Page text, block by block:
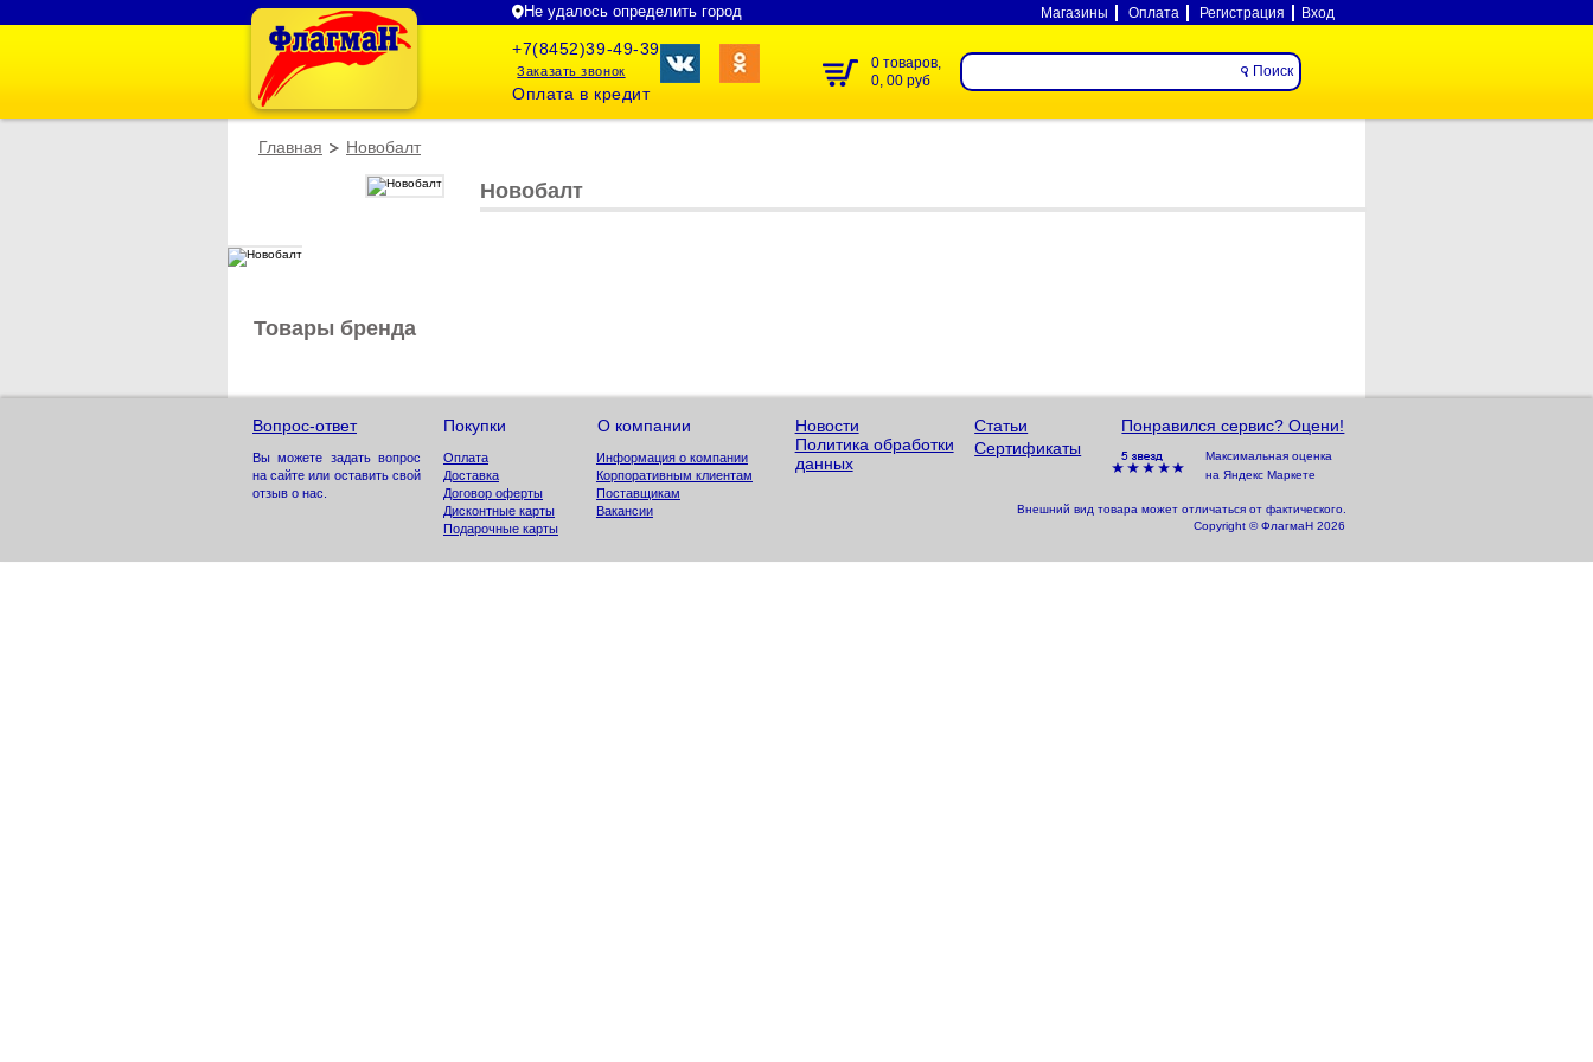
Не удалось определить город Магазины Оплата Регистрация Вход
+7(8452)39-49-39
Заказать звонок
Оплата в кредит
0 товаров,
0, 00 руб
Главная Новобалт
Новобалт
Товары бренда
Вопрос-ответ
Вы можете задать вопрос
на сайте или оставить свой
отзыв о нас.
Покупки
Оплата
Доставка
Договор оферты
Дисконтные карты
Подарочные карты
О компании
Информация о компании
Корпоративным клиентам
Поставщикам
Вакансии
Новости
Политика обработки
данных
Статьи
Сертификаты
Понравился сервис? Оцени!
Максимальная оценка
на Яндекс Маркете
Внешний вид товара может отличаться от фактического.
Copyright © ФлагмаН 2026